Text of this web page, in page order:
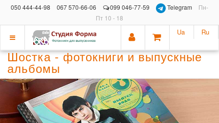
050 444-44-98 067 570-66-06 099 046-77-59 Telegram
Пн-
Пт 10 - 18
Показать
меню
Ua Ru
Шостка - фотокниги и выпускные
альбомы